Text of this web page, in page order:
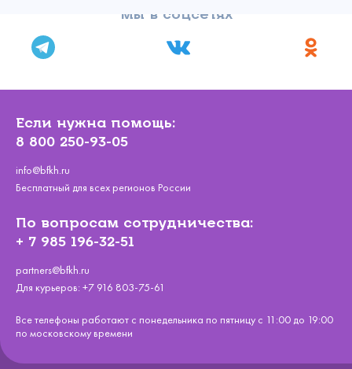
Мы в соцсетях
Если нужна помощь:
8 800 250-93-05
info@bfkh.ru
Бесплатный для всех регионов России
По вопросам сотрудничества:
+ 7 985 196-32-51
partners@bfkh.ru
Для курьеров: +7 916 803-75-61
Все телефоны работают с понедельника по пятницу с 11:00 до 19:00
по московскому времени